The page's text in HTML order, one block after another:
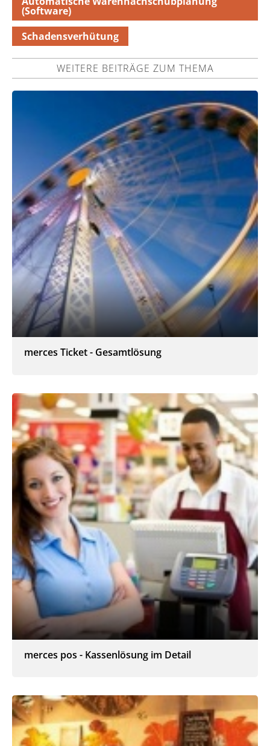
(Software)
Schadensverhütung
WEITERE BEITRÄGE ZUM THEMA
merces Ticket - Gesamtlösung
merces pos - Kassenlösung im Detail